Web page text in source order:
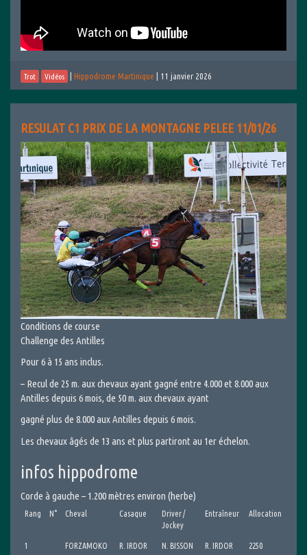
Trot Vidéos Hippodrome Martinique 11 janvier 2026
RESULAT C1 PRIX DE LA MONTAGNE PELEE 11/01/26
Conditions de course
Challenge des Antilles
Pour 6 à 15 ans inclus.
– Recul de 25 m. aux chevaux ayant gagné entre 4.000 et 8.000 aux
Antilles depuis 6 mois, de 50 m. aux chevaux ayant
gagné plus de 8.000 aux Antilles depuis 6 mois.
Les chevaux âgés de 13 ans et plus partiront au 1er échelon.
infos hippodrome
Corde à gauche – 1.200 mètres environ (herbe)
Rang N° Cheval Casaque
Driver /
Jockey
Entraîneur Allocation
1 FORZAMOKO R. IRDOR N. BISSON R. IRDOR 2250